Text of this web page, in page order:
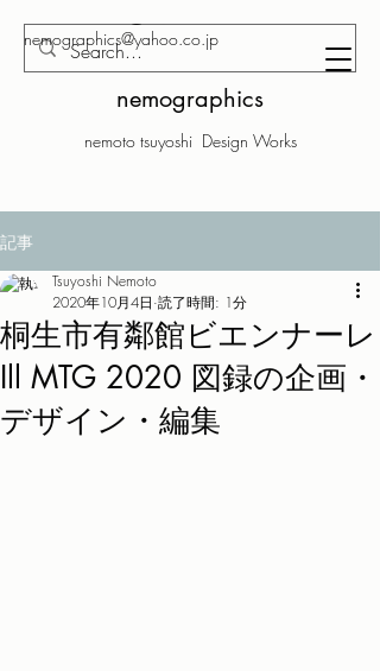
nemographics
nemoto tsuyoshi Design Works
nemographics@yahoo.co.jp
記事
桐生市有鄰館ビエンナーレ
Ill MTG 2020 図録の企画・
デザイン・編集
Tsuyoshi Nemoto
2020年10月4日 読了時間: 1分